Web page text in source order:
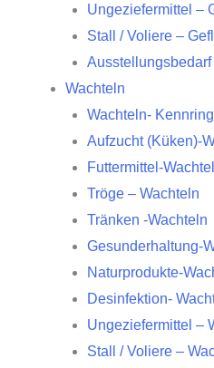
Ungeziefermittel –
Stall / Voliere –
Ausstellungsbedarf
Wachteln
Wachteln-
Aufzucht (Küken)-
Futtermittel-
Tröge – Wachteln
Tränken -Wachteln
Gesunderhaltung-
Naturprodukte-
Desinfektion-
Ungeziefermittel –
Stall / Voliere –